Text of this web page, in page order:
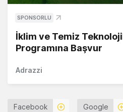
SPONSORLU
İklim ve Temiz
Programına Başvur
Adrazzi
Facebook Google